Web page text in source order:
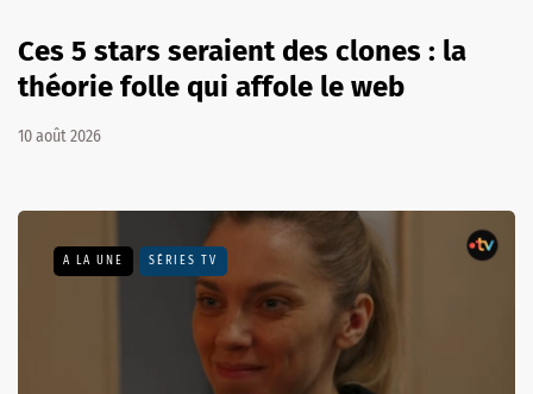
Ces 5 stars seraient des clones : la
théorie folle qui affole le web
10 août 2026
A LA UNE SÉRIES TV